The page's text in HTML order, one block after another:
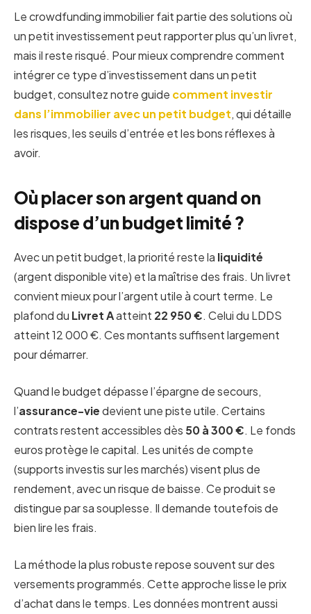
Le crowdfunding immobilier fait partie des solutions où
un petit investissement peut rapporter plus qu’un livret,
mais il reste risqué. Pour mieux comprendre comment
intégrer ce type d’investissement dans un petit
budget, consultez notre guide comment investir
dans l’immobilier avec un petit budget, qui détaille
les risques, les seuils d’entrée et les bons réflexes à
avoir.
Où placer son argent quand on
dispose d’un budget limité ?
Avec un petit budget, la priorité reste la liquidité
(argent disponible vite) et la maîtrise des frais. Un livret
convient mieux pour l’argent utile à court terme. Le
plafond du Livret Aatteint 22 950 €. Celui du LDDS
atteint 12 000 €. Ces montants suffisent largement
pour démarrer.
Quand le budget dépasse l’épargne de secours,
l’assurance-viedevient une piste utile. Certains
contrats restent accessibles dès 50 à 300 €. Le fonds
euros protège le capital. Les unités de compte
(supports investis sur les marchés) visent plus de
rendement, avec un risque de baisse. Ce produit se
distingue par sa souplesse. Il demande toutefois de
bien lire les frais.
La méthode la plus robuste repose souvent sur des
versements programmés. Cette approche lisse le prix
d’achat dans le temps. Les données montrent aussi